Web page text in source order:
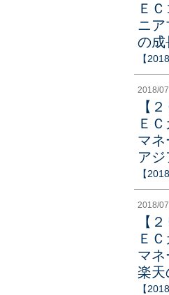
Ｅ
ニ
の
【
2018/
【
Ｅ
マ
ア
【
2018/
【
Ｅ
マ
楽天
【